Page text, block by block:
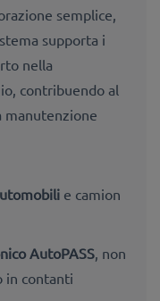
semplice,
supporta i
nella
contribuendo al
manutenzione
e camion
AutoPASS , non
in contanti